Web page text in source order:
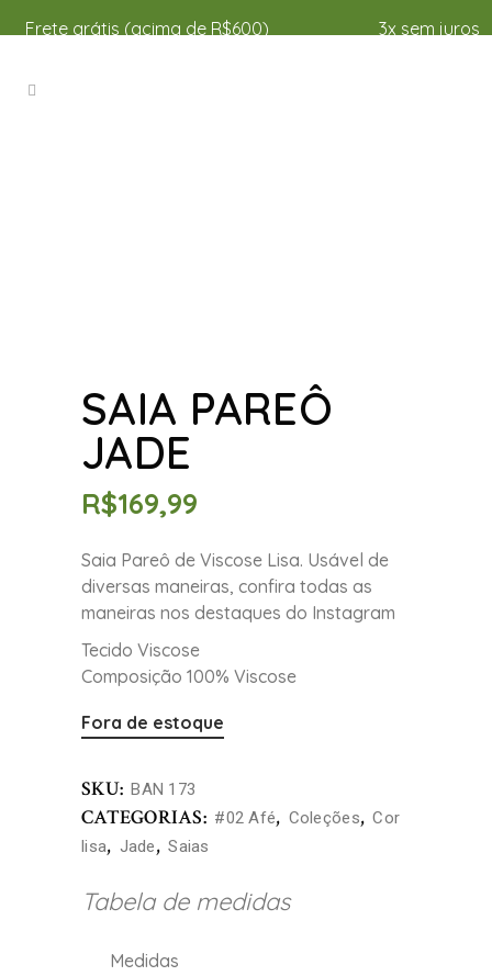
Frete grátis (acima de R$600) 3x sem juros
SAIA PAREÔ
JADE
R$169,99
Saia Pareô de Viscose Lisa. Usável de
diversas maneiras, confira todas as
maneiras nos destaques do Instagram
Tecido Viscose
Composição 100% Viscose
Fora de estoque
SKU: BAN 173
CATEGORIAS: #02 Afé, Coleções, Cor
lisa, Jade, Saias
Tabela de medidas
Medidas